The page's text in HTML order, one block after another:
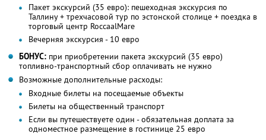
Пакет экскурсий (35 евро): пешеходная экскурсия по
Таллину + трехчасовой тур по эстонской столице + поездка в
торговый центр RoccaalMare
Вечерняя экскурсия - 10 евро
БОНУС: при приобретении пакета экскурсий (35 евро)
топливно-транспортный сбор оплачивать не нужно
Возможные дополнительные расходы:
Входные билеты на посещаемые объекты
Билеты на общественный транспорт
Если вы путешествуете один - обязательная доплата за
одноместное размещение в гостинице 25 евро